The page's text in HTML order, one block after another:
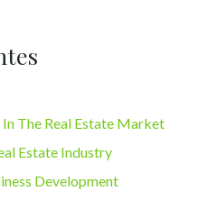
The Real Estate Market
Estate Industry
Development